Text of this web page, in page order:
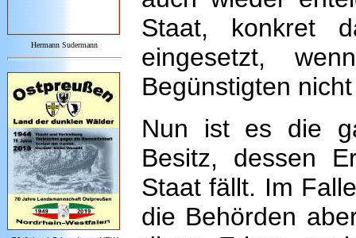
Hermann Sudermann
Staat, konkret
eingesetzt,
Begünstigten
Nun ist es die
Besitz, dessen
Staat fällt. Im
die Behörden